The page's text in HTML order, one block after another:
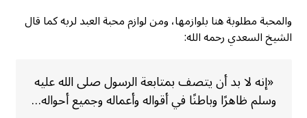
والمحبة مطلوبة هنا بلوازمها، ومن لوازم محبة العبد لربه كما قال
الشيخ السعدي رحمه الله:
«إنه لا بد أن يتصف بمتابعة الرسول صلى الله عليه
وسلم ظاهرًا وباطنًا في أقواله وأعماله وجميع أحواله…